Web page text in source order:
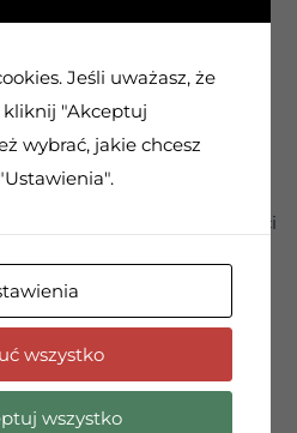
nie potrafiąc
kryły. Radość była
naszym zasięgiem —
ani przyjąć.
Radość jest dostępna dla
tylko otworzyć oczy, aby
przyjąć. Potrzebujemy radości
jedzenia czy snu.
spojrzeć z szerszej
życie.
Uczy nas, że nawet
zostać złagodzone. A
doświadczeniu — obok bólu
Jeśli uważasz, że
kliknij "Akceptuj
wybrać, jakie chcesz
wszystko
wszystko